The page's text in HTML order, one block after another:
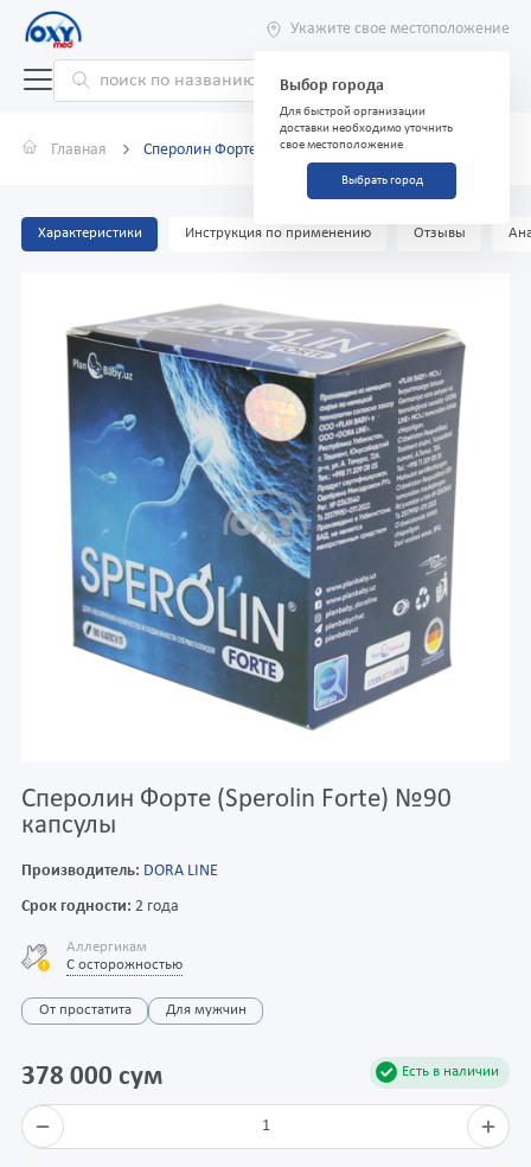
Укажите свое местоположение
Выбор города
Для быстрой организации
доставки необходимо уточнить
свое местоположение
Выбрать город
Главная Сперолин Форте (Sperolin Forte) №90 капсулы
Характеристики Инструкция по применению Отзывы
Сперолин Форте (Sperolin Forte) №90
капсулы
Производитель: DORA LINE
Срок годности: 2 года
Аллергикам
С осторожностью
От простатита Для мужчин
Есть в наличии
378 000 сум
1